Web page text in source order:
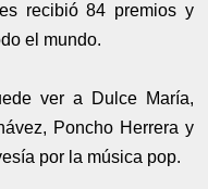
recibió 84 premios y
el mundo.
ver a Dulce María,
Poncho Herrera y
por la música pop.